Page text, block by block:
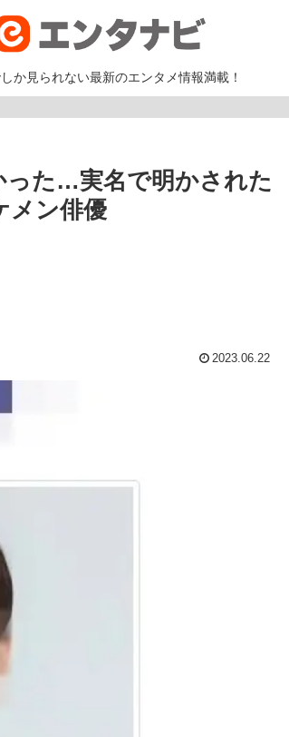
か見られない最新のエンタメ情報満載！
った…実名で明かされた
メン俳優
2023.06.22